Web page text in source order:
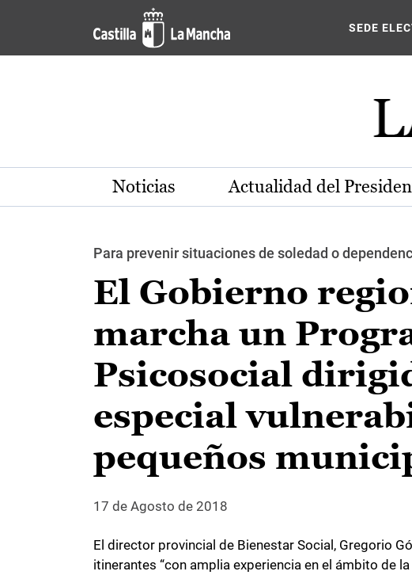
Pasar al contenido principal
SEDE
Noticias Actualidad del
Para prevenir situaciones de soledad o
El Gobierno
marcha un
Psicosocial
especial
pequeños
17 de Agosto de 2018
El director provincial de Bienestar Social, Gregorio
itinerantes “con amplia experiencia en el ámbito de